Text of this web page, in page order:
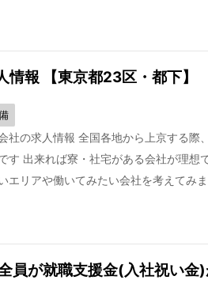
報 【東京都23区・都下】
社の求人情報 全国各地から上京する際
す 出来れば寮・社宅がある会社が理想
エリアや働いてみたい会社を考えてみま
員が就職支援金(入社祝い金